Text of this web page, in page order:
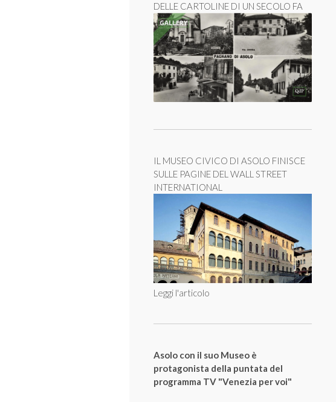
DELLE CARTOLINE DI UN SECOLO FA
IL MUSEO CIVICO DI ASOLO FINISCE
SULLE PAGINE DEL WALL STREET
INTERNATIONAL
Leggi l'articolo
Asolo con il suo Museo è
protagonista della puntata del
programma TV "Venezia per voi"